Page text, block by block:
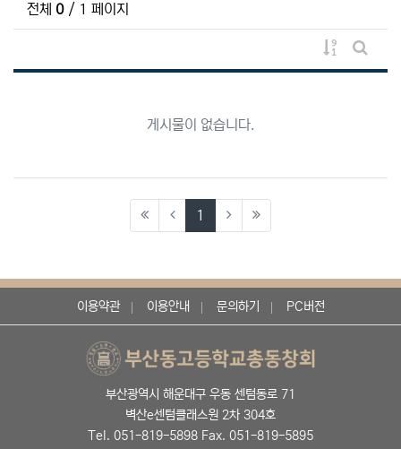
전체 0 / 1 페이지
게시물 정렬
게시판
게시물이 없습니다.
1 (current)
이용약관 이용안내 문의하기 PC버전
부산광역시 해운대구 우동 센텀동로 71
벽산e센텀클래스원 2차 304호
Tel. 051-819-5898 Fax. 051-819-5895